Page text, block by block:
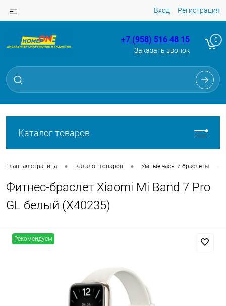
Вход Регистрация
+7 (958) 516 48 15
Заказать звонок
0
Каталог товаров
Главная страница • Каталог товаров • Умные часы и браслеты
Фитнес-браслет Xiaomi Mi Band 7 Pro
GL белый (X40235)
Рекомендуем
Для клиентов всех банков
Разбейте
без переплат
Сегодня
Добавляйте товары
Оплачивайте сегодня только
% картой любого банка